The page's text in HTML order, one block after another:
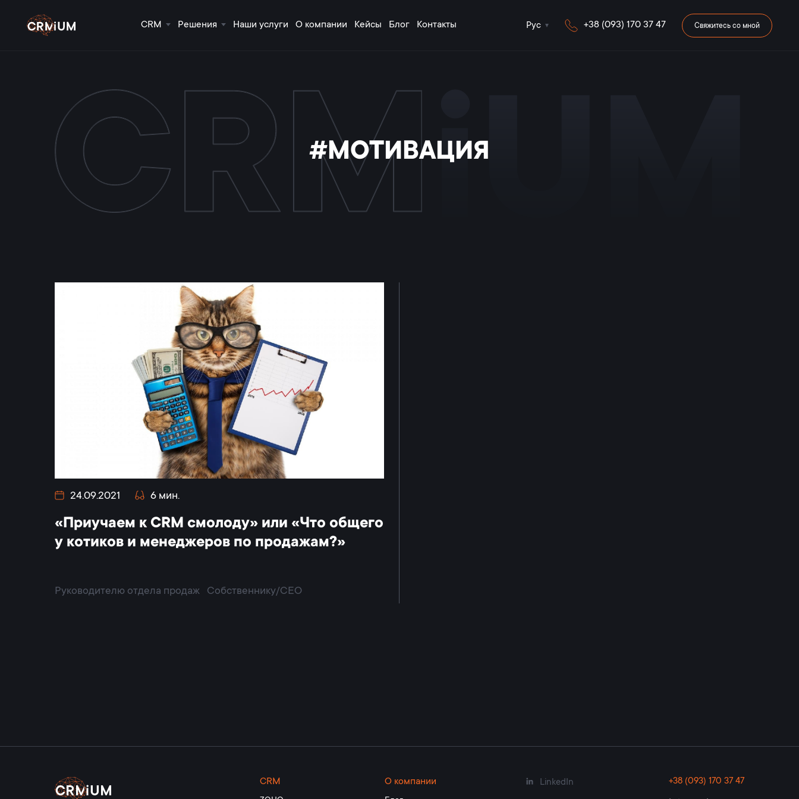
CRM Решения Наши услуги О компании Кейсы Блог Контакты Рус +38 (093) 170 37 47 Свяжитесь со мной
iUM
#МОТИВАЦИЯ
24.09.2021 6 мин.
«Приучаем к CRM смолоду» или «Что общего
у котиков и менеджеров по продажам?»
Руководителю отдела продаж Собственнику/CEO
CRM О компании LinkedIn +38 (093) 170 37 47